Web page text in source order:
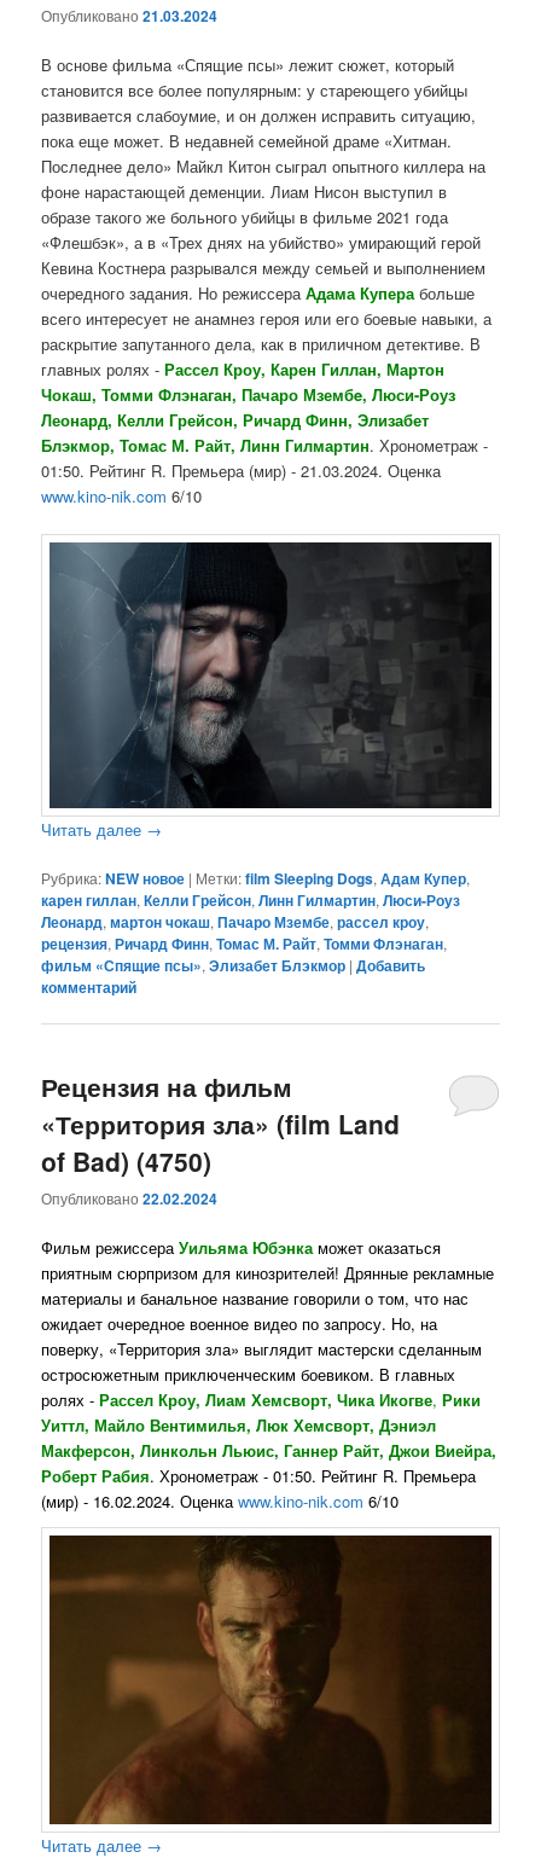
Опубликовано21.03.2024
В основе фильма «Спящие псы» лежит сюжет, который
становится все более популярным: у стареющего убийцы
развивается слабоумие, и он должен исправить ситуацию,
пока еще может. В недавней семейной драме «Хитман.
Последнее дело» Майкл Китон сыграл опытного киллера на
фоне нарастающей деменции. Лиам Нисон выступил в
образе такого же больного убийцы в фильме 2021 года
«Флешбэк», а в «Трех днях на убийство» умирающий герой
Кевина Костнера разрывался между семьей и выполнением
очередного задания. Но режиссераАдама Куперабольше
всего интересует не анамнез героя или его боевые навыки, а
раскрытие запутанного дела, как в приличном детективе. В
главных ролях -Рассел Кроу, Карен Гиллан, Мартон
Чокаш, Томми Флэнаган,Пачаро Мзембe,Люси-Роуз
Леонард, Келли Грейсон,Ричард Финн,Элизабет
Блэкмор, Томас М. Райт, Линн Гилмартин. Хронометраж -
01:50. Рейтинг R. Премьера (мир) - 21.03.2024. Оценка
www.kino-nik.com 6/10
Читать далее →
Рубрика:NEW новое | Метки:film Sleeping Dogs,Адам Купер,
карен гиллан,Келли Грейсон,Линн Гилмартин,Люси-Роуз
Леонард,мартон чокаш,Пачаро Мзембе,рассел кроу,
рецензия,Ричард Финн,Томас М. Райт,Томми Флэнаган,
фильм «Спящие псы»,Элизабет Блэкмор |Добавить
комментарий
Рецензия на фильм
«Территория зла» (film Land
of Bad) (4750)
Опубликовано22.02.2024
Фильм режиссераУильяма Юбэнкаможет оказаться
приятным сюрпризом для кинозрителей! Дрянные рекламные
материалы и банальное название говорили о том, что нас
ожидает очередное военное видео по запросу. Но, на
поверку, «Территория зла» выглядит мастерски сделанным
остросюжетным приключенческим боевиком. В главных
ролях -Рассел Кроу, Лиам Хемсворт,Чика Икогве,Рики
Уиттл, Майло Вентимилья, Люк Хемсворт, Дэниэл
Макферсон, Линкольн Льюис, Ганнер Райт, Джои Виейра,
Роберт Рабия.Хронометраж - 01:50. Рейтинг R. Премьера
(мир) - 16.02.2024. Оценкаwww.kino-nik.com 6/10
Читать далее →